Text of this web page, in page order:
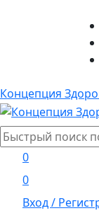
Концепция
0
0
Вход /